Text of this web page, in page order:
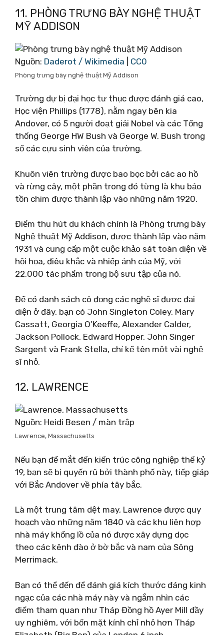
11. PHÒNG TRƯNG BÀY NGHỆ THUẬT
MỸ ADDISON
Nguồn: Daderot / Wikimedia CC0
Phòng trưng bày nghệ thuật Mỹ Addison
Trường dự bị đại học tư thục được đánh giá cao,
Học viện Phillips (1778), nằm ngay bên kia
Andover, có 5 người đoạt giải Nobel và các Tổng
thống George HW Bush và George W. Bush trong
số các cựu sinh viên của trường.
Khuôn viên trường được bao bọc bởi các ao hồ
và rừng cây, một phần trong đó từng là khu bảo
tồn chim được thành lập vào những năm 1920.
Điểm thu hút du khách chính là Phòng trưng bày
Nghệ thuật Mỹ Addison, được thành lập vào năm
1931 và cung cấp một cuộc khảo sát toàn diện về
hội họa, điêu khắc và nhiếp ảnh của Mỹ, với
22.000 tác phẩm trong bộ sưu tập của nó.
Để có danh sách cô đọng các nghệ sĩ được đại
diện ở đây, bạn có John Singleton Coley, Mary
Cassatt, Georgia O’Keeffe, Alexander Calder,
Jackson Pollock, Edward Hopper, John Singer
Sargent và Frank Stella, chỉ kể tên một vài nghệ
sĩ nhỏ.
12. LAWRENCE
Nguồn: Heidi Besen / màn trập
Lawrence, Massachusetts
Nếu bạn để mắt đến kiến ​​trúc công nghiệp thế kỷ
19, bạn sẽ bị quyến rũ bởi thành phố này, tiếp giáp
với Bắc Andover về phía tây bắc.
Là một trung tâm dệt may, Lawrence được quy
hoạch vào những năm 1840 và các khu liên hợp
nhà máy khổng lồ của nó được xây dựng dọc
theo các kênh đào ở bờ bắc và nam của Sông
Merrimack.
Bạn có thể đến để đánh giá kích thước đáng kinh
ngạc của các nhà máy này và ngắm nhìn các
điểm tham quan như Tháp Đồng hồ Ayer Mill đầy
uy nghiêm, với bốn mặt kính chỉ nhỏ hơn Tháp